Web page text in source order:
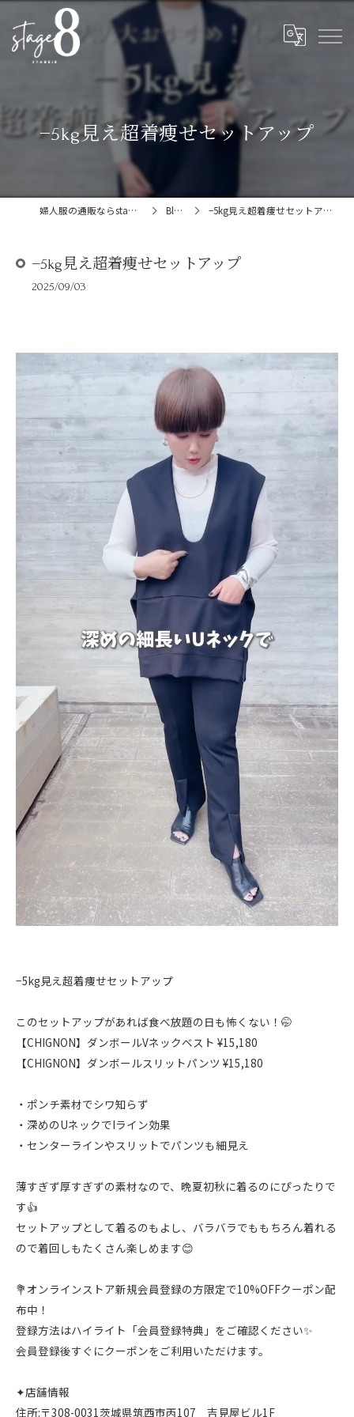
−5kg見え超着痩せセットアップ
婦人服の通販ならstage:8 Blog −5kg見え超着痩せセットアップ
−5kg見え超着痩せセットアップ
2025/09/03
−5kg見え超着痩せセットアップ
このセットアップがあれば食べ放題の日も怖くない！🤭
【CHIGNON】ダンボールVネックベスト ¥15,180
【CHIGNON】ダンボールスリットパンツ ¥15,180
・ポンチ素材でシワ知らず
・深めのUネックでIライン効果
・センターラインやスリットでパンツも細見え
薄すぎず厚すぎずの素材なので、晩夏初秋に着るのにぴったりで
す👍
セットアップとして着るのもよし、バラバラでももちろん着れる
ので着回しもたくさん楽しめます😊
💐オンラインストア新規会員登録の方限定で10%OFFクーポン配
布中！
登録方法はハイライト「会員登録特典」をご確認ください✨
会員登録後すぐにクーポンをご利用いただけます。
✦店舗情報
住所:〒308-0031茨城県筑西市丙107 吉見屋ビル1F